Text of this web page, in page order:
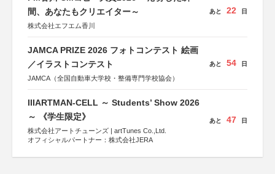
間、あなたもクリエイター～
株式会社エフエム香川
あと 22 日
JAMCA PRIZE 2026 フォトコンテスト 絵画
／イラストコンテスト
JAMCA（全国自動車大学校・整備専門学校協会）
あと 54 日
IIIARTMAN-CELL ～ Students’ Show 2026
～ 《学生限定》
株式会社アートチューンズ | artTunes Co.,Ltd.
オフィシャルパートナー：株式会社JERA
あと 47 日